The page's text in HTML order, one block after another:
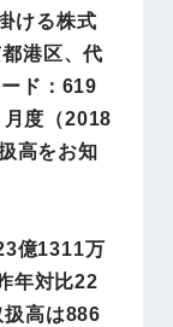
ける株式
港区、代
ド：619
度（2018
高をお知
億1311万
年対比22
高は886